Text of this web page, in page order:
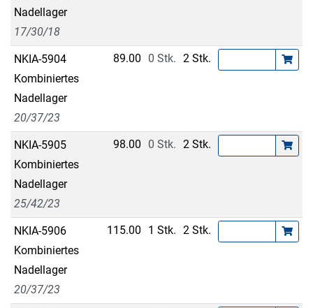
Nadellager
17/30/18
NKIA-5904
Kombiniertes
Nadellager
20/37/23
89.00 0 Stk. 2 Stk.
NKIA-5905
Kombiniertes
Nadellager
25/42/23
98.00 0 Stk. 2 Stk.
NKIA-5906
Kombiniertes
Nadellager
20/37/23
115.00 1 Stk. 2 Stk.